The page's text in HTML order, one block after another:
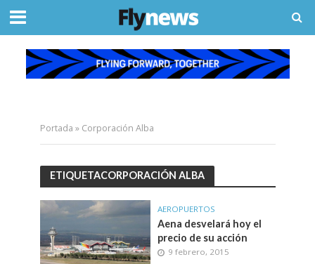
Portada » Corporación Alba
ETIQUETACORPORACIÓN ALBA
AEROPUERTOS
Aena desvelará hoy el
precio de su acción
9 febrero, 2015